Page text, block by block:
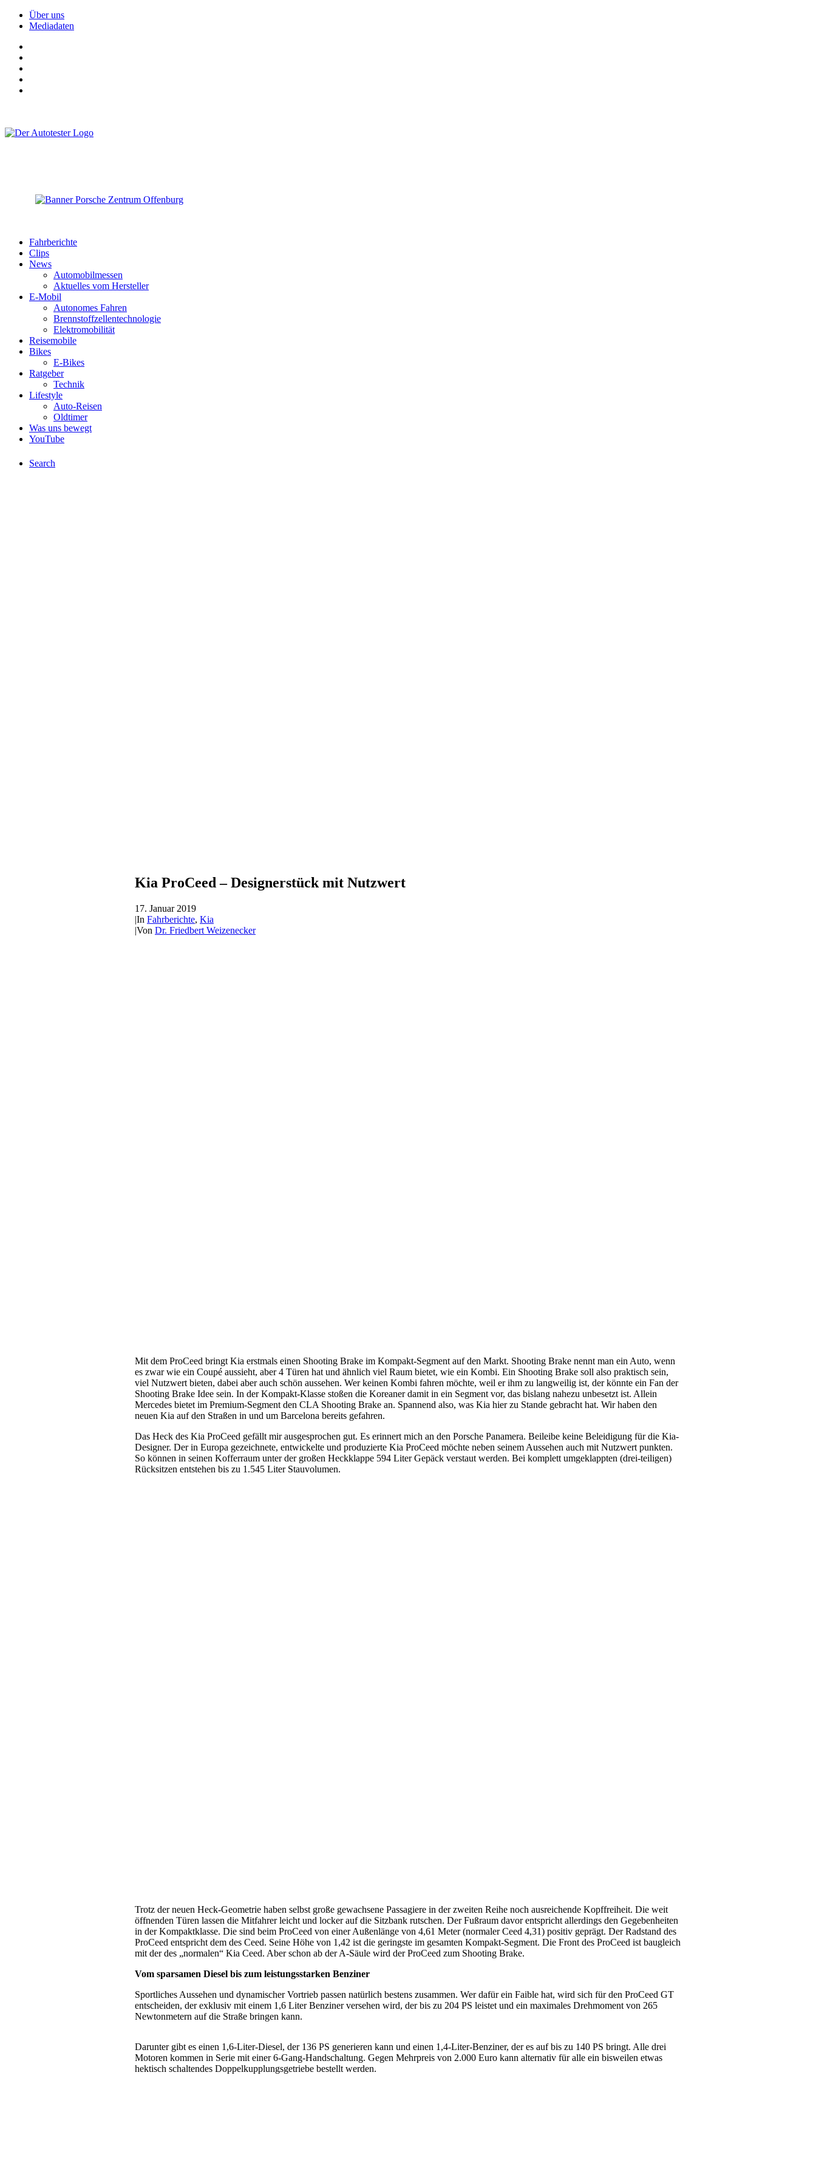
Über uns
Mediadaten
Fahrberichte
Clips
News
Automobilmessen
Aktuelles vom Hersteller
E-Mobil
Autonomes Fahren
Brennstoffzellentechnologie
Elektromobilität
Reisemobile
Bikes
E-Bikes
Ratgeber
Technik
Lifestyle
Auto-Reisen
Oldtimer
Was uns bewegt
YouTube
Search
Kia ProCeed – Designerstück mit Nutzwert
17. Januar 2019
|In Fahrberichte, Kia
|Von Dr. Friedbert Weizenecker
Mit dem ProCeed bringt Kia erstmals einen Shooting Brake im Kompakt-Segment auf den Markt. Shooting Brake nennt man ein Auto, wenn
es zwar wie ein Coupé aussieht, aber 4 Türen hat und ähnlich viel Raum bietet, wie ein Kombi. Ein Shooting Brake soll also praktisch sein,
viel Nutzwert bieten, dabei aber auch schön aussehen. Wer keinen Kombi fahren möchte, weil er ihm zu langweilig ist, der könnte ein Fan der
Shooting Brake Idee sein. In der Kompakt-Klasse stoßen die Koreaner damit in ein Segment vor, das bislang nahezu unbesetzt ist. Allein
Mercedes bietet im Premium-Segment den CLA Shooting Brake an. Spannend also, was Kia hier zu Stande gebracht hat. Wir haben den
neuen Kia auf den Straßen in und um Barcelona bereits gefahren.
Das Heck des Kia ProCeed gefällt mir ausgesprochen gut. Es erinnert mich an den Porsche Panamera. Beileibe keine Beleidigung für die Kia-
Designer. Der in Europa gezeichnete, entwickelte und produzierte Kia ProCeed möchte neben seinem Aussehen auch mit Nutzwert punkten.
So können in seinen Kofferraum unter der großen Heckklappe 594 Liter Gepäck verstaut werden. Bei komplett umgeklappten (drei-teiligen)
Rücksitzen entstehen bis zu 1.545 Liter Stauvolumen.
Trotz der neuen Heck-Geometrie haben selbst große gewachsene Passagiere in der zweiten Reihe noch ausreichende Kopffreiheit. Die weit
öffnenden Türen lassen die Mitfahrer leicht und locker auf die Sitzbank rutschen. Der Fußraum davor entspricht allerdings den Gegebenheiten
in der Kompaktklasse. Die sind beim ProCeed von einer Außenlänge von 4,61 Meter (normaler Ceed 4,31) positiv geprägt. Der Radstand des
ProCeed entspricht dem des Ceed. Seine Höhe von 1,42 ist die geringste im gesamten Kompakt-Segment. Die Front des ProCeed ist baugleich
mit der des „normalen“ Kia Ceed. Aber schon ab der A-Säule wird der ProCeed zum Shooting Brake.
Vom sparsamen Diesel bis zum leistungsstarken Benziner
Sportliches Aussehen und dynamischer Vortrieb passen natürlich bestens zusammen. Wer dafür ein Faible hat, wird sich für den ProCeed GT
entscheiden, der exklusiv mit einem 1,6 Liter Benziner versehen wird, der bis zu 204 PS leistet und ein maximales Drehmoment von 265
Newtonmetern auf die Straße bringen kann.
Darunter gibt es einen 1,6-Liter-Diesel, der 136 PS generieren kann und einen 1,4-Liter-Benziner, der es auf bis zu 140 PS bringt. Alle drei
Motoren kommen in Serie mit einer 6-Gang-Handschaltung. Gegen Mehrpreis von 2.000 Euro kann alternativ für alle ein bisweilen etwas
hektisch schaltendes Doppelkupplungsgetriebe bestellt werden.